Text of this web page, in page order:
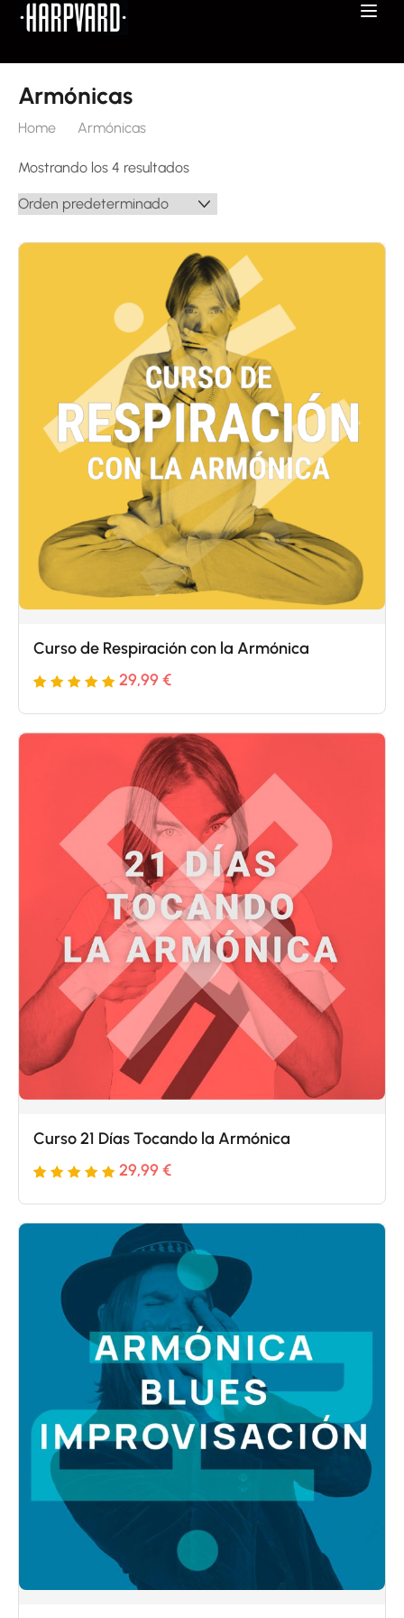
Armónicas
Home Armónicas
Mostrando los 4 resultados
Curso de Respiración con la Armónica
Valorado
5
valoraciones
clientes
29,99€
Curso 21 Días Tocando la Armónica
Valorado
base a
5
valoraciones
clientes
29,99€